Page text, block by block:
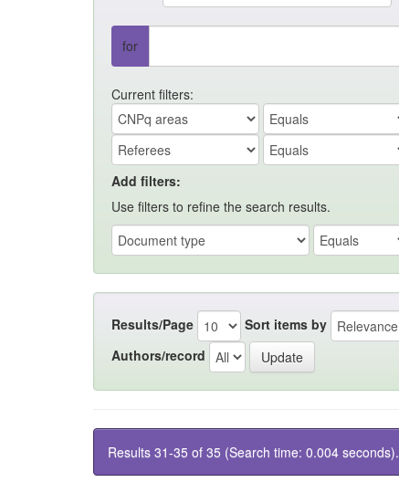
for
Current filters:
Add filters:
Use filters to refine the search results.
Results/Page Sort items by
Authors/record
Results 31-35 of 35 (Search time: 0.004 seconds).